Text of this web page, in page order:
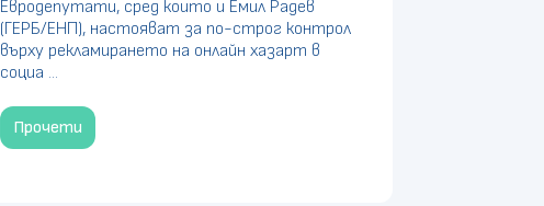
Евродепутати, сред които и Емил Радев
(ГЕРБ/ЕНП), настояват за по-строг контрол
върху рекламирането на онлайн хазарт в
социа ...
Прочети